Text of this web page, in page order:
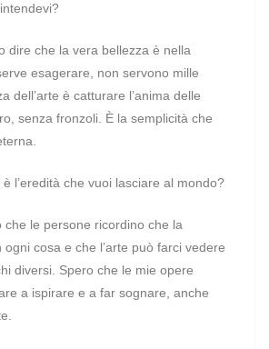
dire che la vera bellezza è nella
esagerare, non servono mille
dell’arte è catturare l’anima delle
senza fronzoli. È la semplicità che
è l’eredità che vuoi lasciare al mondo?
che le persone ricordino che la
ogni cosa e che l’arte può farci vedere
diversi. Spero che le mie opere
a ispirare e a far sognare, anche